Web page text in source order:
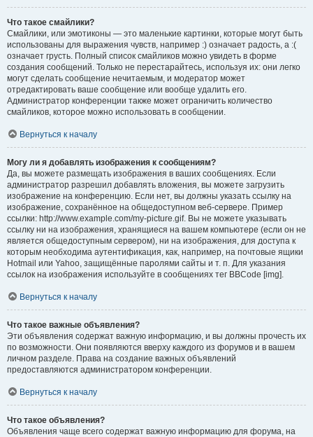
Что такое смайлики?
Смайлики, или эмотиконы — это маленькие картинки, которые могут быть
использованы для выражения чувств, например :) означает радость, а :(
означает грусть. Полный список смайликов можно увидеть в форме
создания сообщений. Только не перестарайтесь, используя их: они легко
могут сделать сообщение нечитаемым, и модератор может
отредактировать ваше сообщение или вообще удалить его.
Администратор конференции также может ограничить количество
смайликов, которое можно использовать в сообщении.
Вернуться к началу
Могу ли я добавлять изображения к сообщениям?
Да, вы можете размещать изображения в ваших сообщениях. Если
администратор разрешил добавлять вложения, вы можете загрузить
изображение на конференцию. Если нет, вы должны указать ссылку на
изображение, сохранённое на общедоступном веб-сервере. Пример
ссылки: http://www.example.com/my-picture.gif. Вы не можете указывать
ссылку ни на изображения, хранящиеся на вашем компьютере (если он не
является общедоступным сервером), ни на изображения, для доступа к
которым необходима аутентификация, как, например, на почтовые ящики
Hotmail или Yahoo, защищённые паролями сайты и т. п. Для указания
ссылок на изображения используйте в сообщениях тег BBCode [img].
Вернуться к началу
Что такое важные объявления?
Эти объявления содержат важную информацию, и вы должны прочесть их
по возможности. Они появляются вверху каждого из форумов и в вашем
личном разделе. Права на создание важных объявлений
предоставляются администратором конференции.
Вернуться к началу
Что такое объявления?
Объявления чаще всего содержат важную информацию для форума, на